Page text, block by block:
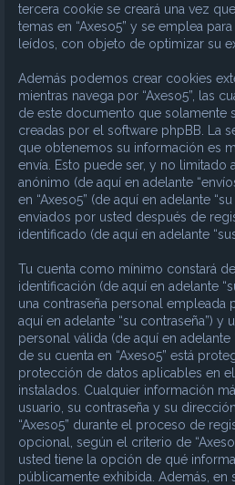
tercera cookie se creará una vez
temas en “Axeso5” y se emplea
leídos, con objeto de optimizar su
Además podemos crear cookies
mientras navega por “Axeso5”, las
de este documento que solamente
creadas por el software phpBB. La
que obtenemos su información es
envía. Esto puede ser, y no limitado
anónimo (de aquí en adelante
en “Axeso5” (de aquí en adelante
enviados por usted después de
identificado (de aquí en adelante
Tu cuenta como mínimo constará
identificación (de aquí en adelante
una contraseña personal empleada
aquí en adelante “su contraseña”) y
personal válida (de aquí en adelante
de su cuenta en “Axeso5” está
protección de datos aplicables en
instalados. Cualquier información
usuario, su contraseña y su
“Axeso5” durante el proceso de
opcional, según el criterio de
usted tiene la opción de qué
públicamente exhibida. Además, en